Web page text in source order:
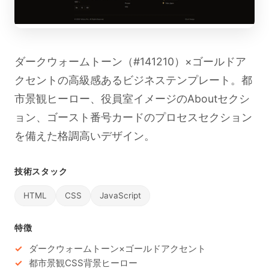
ダークウォームトーン（#141210）×ゴールドア
クセントの高級感あるビジネステンプレート。都
市景観ヒーロー、役員室イメージのAboutセクシ
ョン、ゴースト番号カードのプロセスセクション
を備えた格調高いデザイン。
技術スタック
HTML CSS JavaScript
特徴
ダークウォームトーン×ゴールドアクセント
都市景観CSS背景ヒーロー